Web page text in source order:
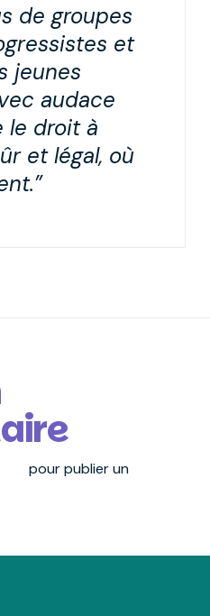
de groupes
et
jeunes
audace
le droit à
et légal, où
pour publier un